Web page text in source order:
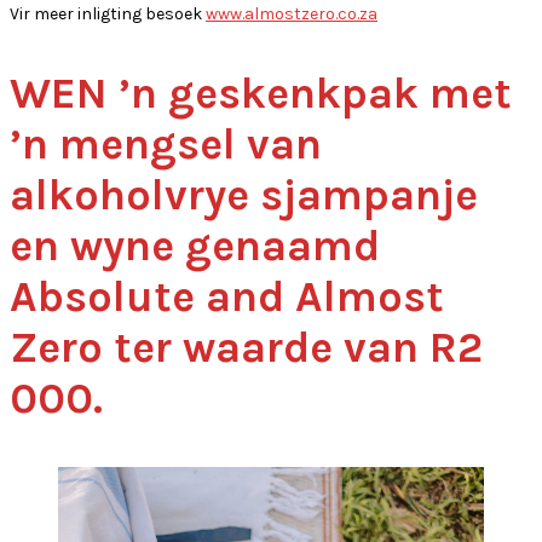
Vir meer inligting besoekwww.almostzero.co.za
WEN ’n geskenkpak met
’n mengsel van
alkoholvrye sjampanje
en wyne genaamd
Absolute and Almost
Zero ter waarde van R2
000.